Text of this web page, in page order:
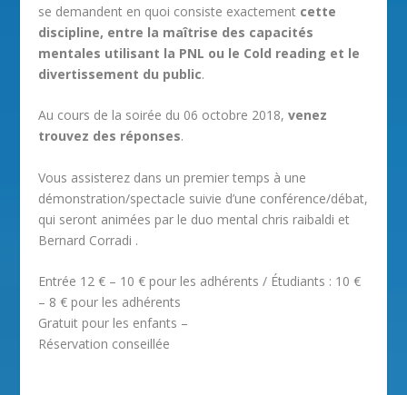
se demandent en quoi consiste exactement cette
discipline, entre la maîtrise des capacités
mentales utilisant la PNL ou le Cold reading et le
divertissement du public.
Au cours de la soirée du 06 octobre 2018, venez
trouvez des réponses.
Vous assisterez dans un premier temps à une
démonstration/spectacle suivie d’une conférence/débat,
qui seront animées par le duo mental chris raibaldi et
Bernard Corradi .
Entrée 12 € – 10 € pour les adhérents / Étudiants : 10 €
– 8 € pour les adhérents
Gratuit pour les enfants –
Réservation conseillée